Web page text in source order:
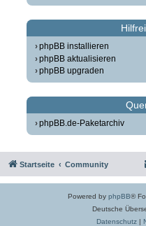
phpBB installieren
phpBB aktualisieren
phpBB upgraden
phpBB.de-Paketarchiv
Startseite Community
Powered by phpBB®
Deutsche
Datenschutz|